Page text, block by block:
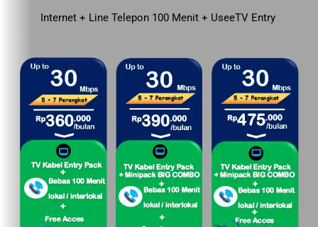
Internet + Line Telepon 100 Menit + UseeTV Entry